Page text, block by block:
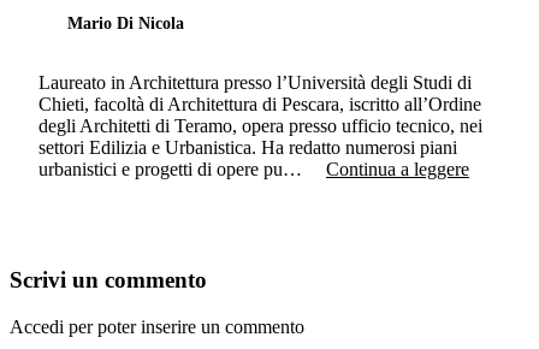
Mario Di Nicola
Laureato in Architettura presso l’Università degli Studi di
Chieti, facoltà di Architettura di Pescara, iscritto all’Ordine
degli Architetti di Teramo, opera presso ufficio tecnico, nei
settori Edilizia e Urbanistica. Ha redatto numerosi piani
urbanistici e progetti di opere pu…
Continua a leggere
Scrivi un commento
Accedi per poter inserire un commento